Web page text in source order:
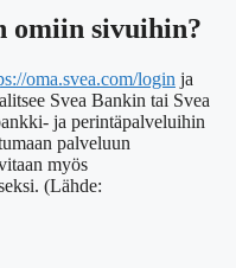
omiin sivuihin?
oma.svea.com/login ja
Svea Bankin tai Svea
ja perintäpalveluihin
palveluun
myös
(Lähde: